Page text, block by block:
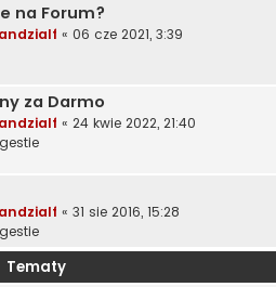
na Forum?
« 06 cze 2021, 3:39
za Darmo
« 24 kwie 2022, 21:40
« 31 sie 2016, 15:28
Tematy